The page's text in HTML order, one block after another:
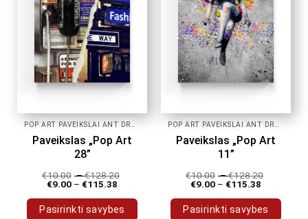
be
chosen
on
the
product
page
be
chosen
on
the
product
page
Paveikslas „Pop Art
28”
€10.00 –€128.20
€9.00 – €115.38
Pasirinkti savybes
Paveikslas „Pop Art
11”
€10.00 –€128.20
€9.00 – €115.38
Pasirinkti savybes